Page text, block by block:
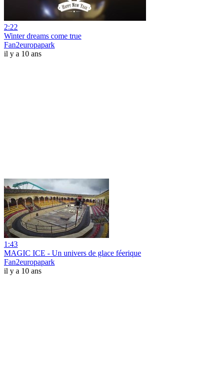
2:22
Winter dreams come true
Fan2europapark
il y a 10 ans
1:43
MAGIC ICE - Un univers de glace féerique
Fan2europapark
il y a 10 ans